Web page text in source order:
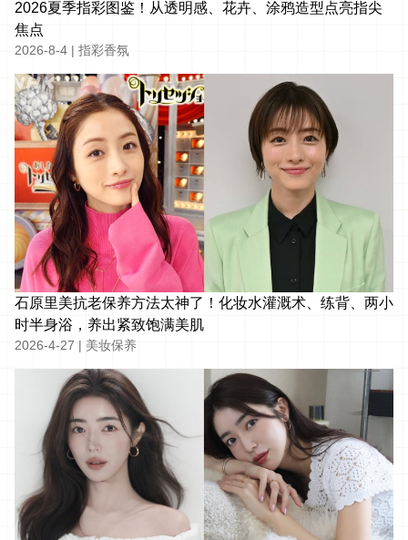
2026夏季指彩图鉴！从透明感、花卉、涂鸦造型点亮指尖
焦点
2026-8-4 | 指彩香氛
石原里美抗老保养方法太神了！化妆水灌溉术、练背、两小
时半身浴，养出紧致饱满美肌
2026-4-27 | 美妆保养